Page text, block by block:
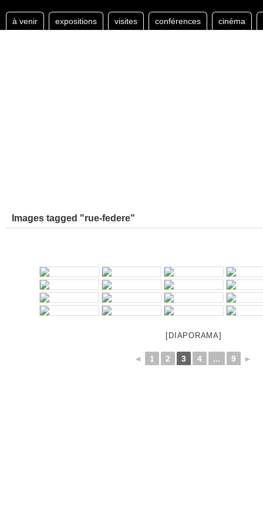
à venir expositions visites conférences cinéma
Images tagged "rue-federe"
[DIAPORAMA]
◄ 1 2 3 4 ... 9 ►